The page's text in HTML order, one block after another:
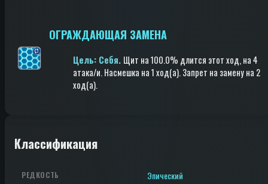
ОГРАЖДАЮЩАЯ ЗАМЕНА
Цель: Cебя. Щит на 100.0% длится этот ход, на 4
атака/и.Насмешка на 1 ход(a).Запрет на заменуна 2
ход(a).
Классификация
РЕДКОСТЬ Эпический